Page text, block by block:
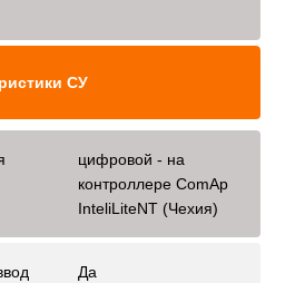
СУ
цифровой - на
контроллере ComAp
InteliLiteNT (Чехия)
Да